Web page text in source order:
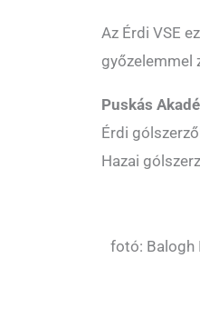
Az Érdi VSE
győzelemmel
Puskás
Érdi
Hazai
fotó: Balogh